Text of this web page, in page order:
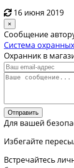
16 июня 2019
×
Сообщение
Система
Охранник в
Отправить
Для вашей
Избегайте
Встречайтесь